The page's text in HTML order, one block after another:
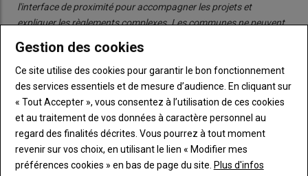
l'interface de proximité pour accompagner les projets et
expliquer les règlements complexes. Les communes ne peuvent
entièrement disponible et au service des maires. Charles Giusti
rappelle d'ailleurs que l'Etat, dans un département, c'est aussi
l'échelon des municipalités."La question, c'est 'comment on
protège', et comment on le fait avec les collectivités ".
Les + et les -
Malgré les ponts du mois de mai, Charles Giusti a pu rencontrer
Gestion des cookies
Ce site utilise des cookies pour garantir le bon fonctionnement
des services essentiels et de mesure d’audience. En cliquant sur
« Tout Accepter », vous consentez à l’utilisation de ces cookies
et au traitement de vos données à caractère personnel au
regard des finalités décrites. Vous pourrez à tout moment
revenir sur vos choix, en utilisant le lien « Modifier mes
préférences cookies » en bas de page du site. Plus d'infos